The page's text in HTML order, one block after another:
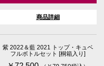
商品詳細
紫 2022＆藍 2021 トップ・キュベ
フルボトルセット [桐箱入り]